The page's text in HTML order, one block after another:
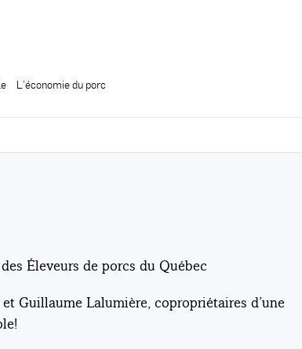
L’économie du porc
Éleveurs de porcs du Québec
Guillaume Lalumière, copropriétaires d’une